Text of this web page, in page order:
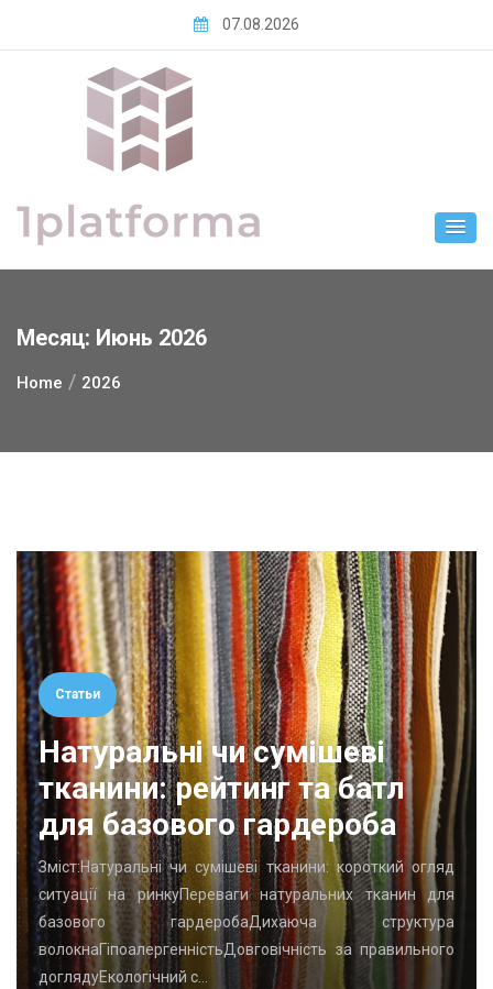
07.08.2026
Месяц: Июнь 2026
Home 2026
Статьи
Натуральні чи сумішеві
тканини: рейтинг та батл
для базового гардероба
Зміст:Натуральні чи сумішеві тканини: короткий огляд
ситуації на ринкуПереваги натуральних тканин для
базового гардеробаДихаюча структура
волокнаГіпоалергенністьДовговічність за правильного
доглядуЕкологічний с…